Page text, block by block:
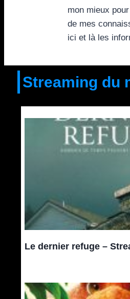
mon mieux
de mes
ici et là les
Streaming du
Le dernier refuge –